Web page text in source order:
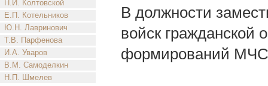
П.И. Колтовской
Е.П. Котельников
Ю.Н. Лавринович
Т.В. Парфенова
И.А. Уваров
В.М. Самоделкин
Н.П. Шмелев
В должности
войск гражданской
формирований